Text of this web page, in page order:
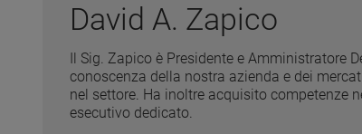
David A. Zapico
Il Sig. Zapico è Presidente e Amministratore
conoscenza della nostra azienda e dei
nel settore. Ha inoltre acquisito competenze
esecutivo dedicato.